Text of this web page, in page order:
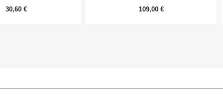
30,60 € 109,00 €